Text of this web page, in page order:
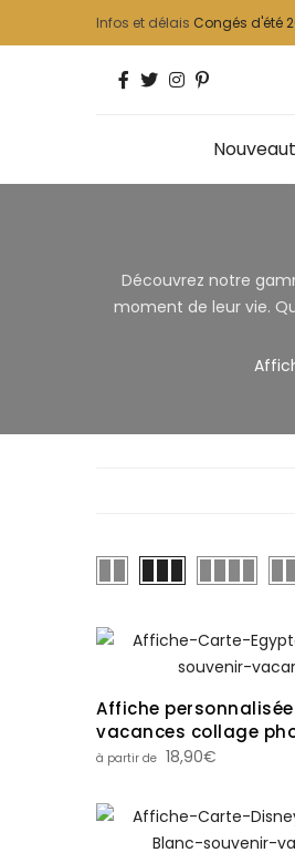
Infos et délais Congés d'été
Découvrez notre
moment de leur vie.
Affiche
vacances collage
18,90€